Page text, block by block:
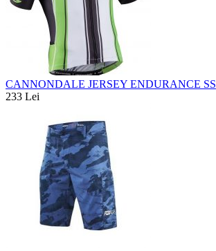
CANNONDALE JERSEY ENDURANCE SS
233 Lei